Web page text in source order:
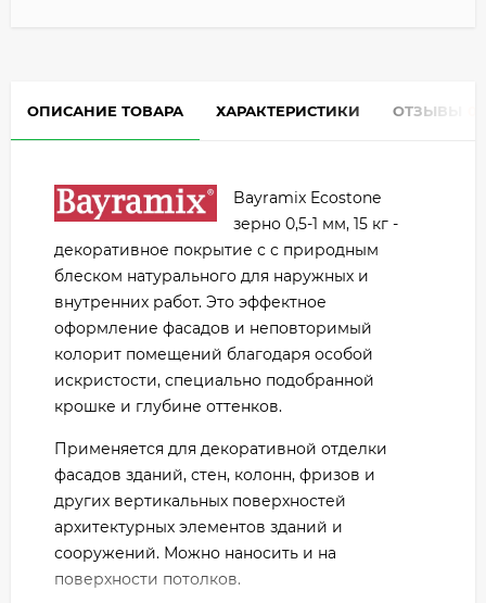
ОПИСАНИЕ ТОВАРА ХАРАКТЕРИСТИКИ ОТЗЫВЫ
Bayramix Ecostone
зерно 0,5-1 мм, 15 кг -
декоративное покрытие с с природным
блеском натурального для наружных и
внутренних работ. Это эффектное
оформление фасадов и неповторимый
колорит помещений благодаря особой
искристости, специально подобранной
крошке и глубине оттенков.
Применяется для декоративной отделки
фасадов зданий, стен, колонн, фризов и
других вертикальных поверхностей
архитектурных элементов зданий и
сооружений. Можно наносить и на
поверхности потолков.